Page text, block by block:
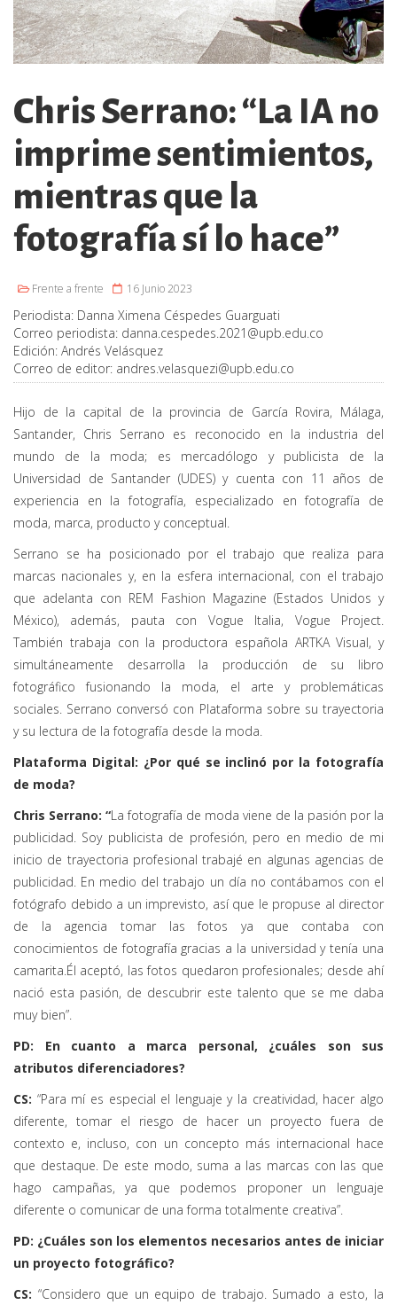
Chris Serrano: “La IA no
imprime sentimientos,
mientras que la
fotografía sí lo hace”
Frente a frente 16 Junio 2023
Periodista: Danna Ximena Céspedes Guarguati
Correo periodista: danna.cespedes.2021@upb.edu.co
Edición: Andrés Velásquez
Correo de editor: andres.velasquezi@upb.edu.co
Hijo de la capital de la provincia de García Rovira, Málaga,
Santander, Chris Serrano es reconocido en la industria del
mundo de la moda; es mercadólogo y publicista de la
Universidad de Santander (UDES) y cuenta con 11 años de
experiencia en la fotografía, especializado en fotografía de
moda, marca, producto y conceptual.
Serrano se ha posicionado por el trabajo que realiza para
marcas nacionales y, en la esfera internacional, con el trabajo
que adelanta con REM Fashion Magazine (Estados Unidos y
México), además, pauta con Vogue Italia, Vogue Project.
También trabaja con la productora española ARTKA Visual, y
simultáneamente desarrolla la producción de su libro
fotográfico fusionando la moda, el arte y problemáticas
sociales. Serrano conversó con Plataforma sobre su trayectoria
y su lectura de la fotografía desde la moda.
Plataforma Digital: ¿Por qué se inclinó por la fotografía
de moda?
Chris Serrano: “La fotografía de moda viene de la pasión por la
publicidad. Soy publicista de profesión, pero en medio de mi
inicio de trayectoria profesional trabajé en algunas agencias de
publicidad. En medio del trabajo un día no contábamos con el
fotógrafo debido a un imprevisto, así que le propuse al director
de la agencia tomar las fotos ya que contaba con
conocimientos de fotografía gracias a la universidad y tenía una
camarita.Él aceptó, las fotos quedaron profesionales; desde ahí
nació esta pasión, de descubrir este talento que se me daba
muy bien”.
PD: En cuanto a marca personal, ¿cuáles son sus
atributos diferenciadores?
CS: “Para mí es especial el lenguaje y la creatividad, hacer algo
diferente, tomar el riesgo de hacer un proyecto fuera de
contexto e, incluso, con un concepto más internacional hace
que destaque. De este modo, suma a las marcas con las que
hago campañas, ya que podemos proponer un lenguaje
diferente o comunicar de una forma totalmente creativa”.
PD: ¿Cuáles son los elementos necesarios antes de iniciar
un proyecto fotográfico?
CS: “Considero que un equipo de trabajo. Sumado a esto, la